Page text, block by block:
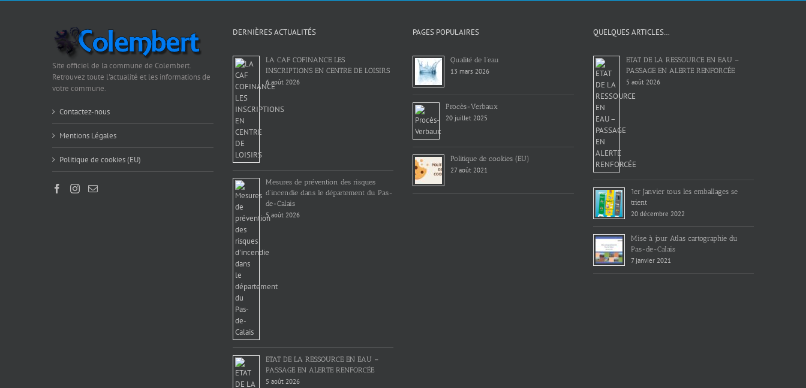
Site officiel de la commune de Colembert.
Retrouvez toute l'actualité et les informations de
votre commune.
Contactez-nous
Mentions Légales
Politique de cookies (EU)
DERNIÈRES ACTUALITÉS
LA CAF COFINANCE LES
INSCRIPTIONS EN CENTRE DE LOISIRS
6 août 2026
Mesures de prévention des risques
d’incendie dans le département du Pas-
de-Calais
5 août 2026
ETAT DE LA RESSOURCE EN EAU –
PASSAGE EN ALERTE RENFORCÉE
5 août 2026
PAGES POPULAIRES
Qualité de l’eau
13 mars 2026
Procès-Verbaux
20 juillet 2025
Politique de cookies (EU)
27 août 2021
QUELQUES ARTICLES…
ETAT DE LA RESSOURCE EN EAU –
PASSAGE EN ALERTE RENFORCÉE
5 août 2026
1er Janvier tous les emballages se
trient
20 décembre 2022
Mise à jour Atlas cartographie du
Pas-de-Calais
7 janvier 2021